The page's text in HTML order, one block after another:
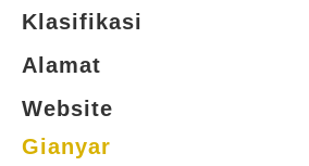
Klasifikasi
Alamat
Website
Gianyar